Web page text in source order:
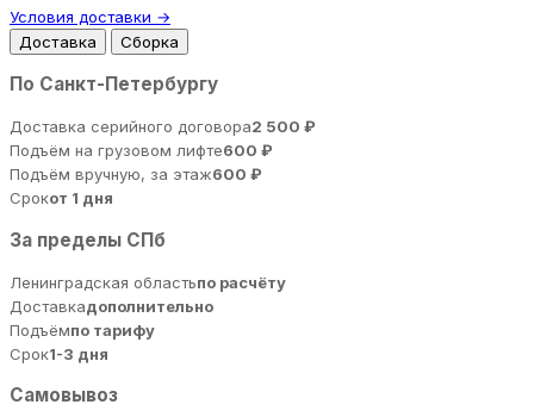
Условия доставки →
Доставка
Сборка
По Санкт-Петербургу
Доставка серийного договора2 500 ₽
Подъём на грузовом лифте600 ₽
Подъём вручную, за этаж600 ₽
Срокот 1 дня
За пределы СПб
Ленинградская областьпо расчёту
Доставкадополнительно
Подъёмпо тарифу
Срок1-3 дня
Самовывоз